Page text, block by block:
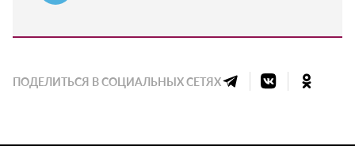
ПОДЕЛИТЬСЯ В СОЦИАЛЬНЫХ СЕТЯХ